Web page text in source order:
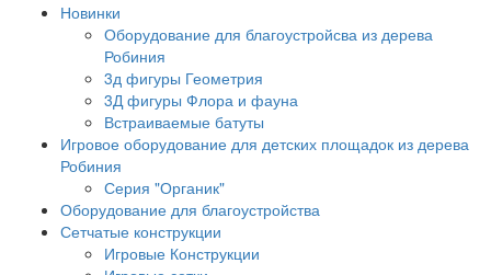
Новинки
Оборудование для благоустройсва из дерева
Робиния
3д фигуры Геометрия
3Д фигуры Флора и фауна
Встраиваемые батуты
Игровое оборудование для детских площадок из дерева
Робиния
Серия "Органик"
Оборудование для благоустройства
Сетчатые конструкции
Игровые Конструкции